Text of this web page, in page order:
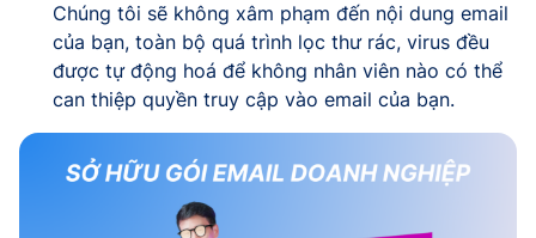
Chúng tôi sẽ không xâm phạm đến nội dung email
của bạn, toàn bộ quá trình lọc thư rác, virus đều
được tự động hoá để không nhân viên nào có thể
can thiệp quyền truy cập vào email của bạn.